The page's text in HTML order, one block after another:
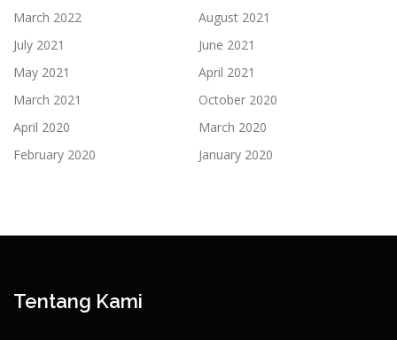
March 2022
August 2021
July 2021
June 2021
May 2021
April 2021
March 2021
October 2020
April 2020
March 2020
February 2020
January 2020
Tentang Kami